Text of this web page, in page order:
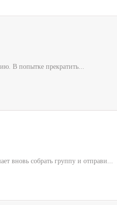
В попытке прекратить...
вновь собрать группу и отправи...